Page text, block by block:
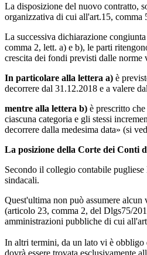
La disposizione del nuovo contratto,
organizzativa di cui all'art.15, comma
La successiva dichiarazione
comma 2, lett. a) e b), le parti
crescita dei fondi previsti dalle norme
In particolare alla lettera a) è
decorrere dal 31.12.2018 e a valere
mentre alla lettera b) è prescritto
ciascuna categoria e gli stessi
decorrere dalla medesima data» (si
La posizione della Corte dei Conti
Secondo il collegio contabile
sindacali.
Quest'ultima non può assumere
(articolo 23, comma 2, del Dlgs75/
amministrazioni pubbliche di cui
In altri termini, da un lato vi è obbligo
dovrà essere trovata esclusivamente